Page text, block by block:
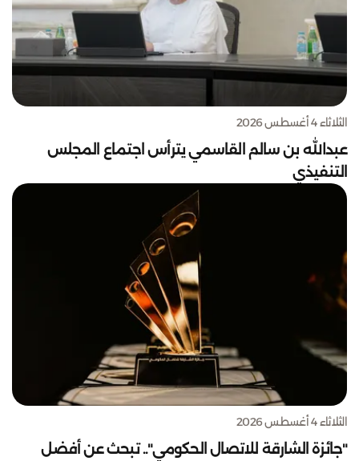
الثلاثاء 4 أغسطس 2026
عبدالله بن سالم القاسمي يترأس اجتماع المجلس
التنفيذي
الثلاثاء 4 أغسطس 2026
"جائزة الشارقة للاتصال الحكومي".. تبحث عن أفضل